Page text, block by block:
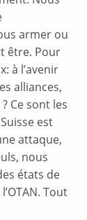
armer ou
être. Pour
à l’avenir
alliances,
Ce sont les
est
attaque,
nous
états de
Tout